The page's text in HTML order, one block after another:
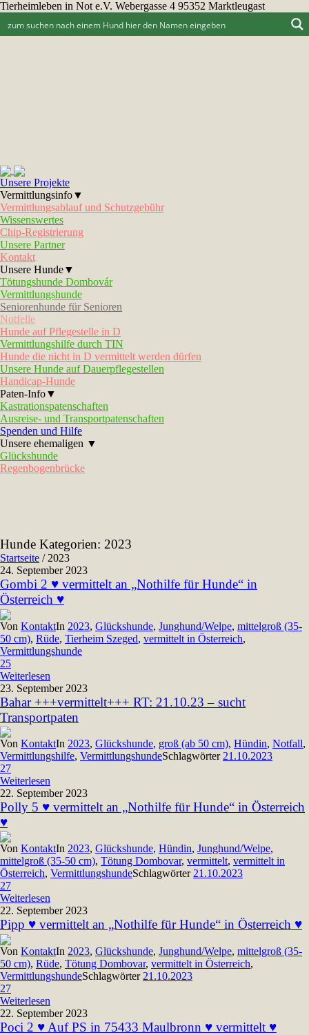
Tierheimleben in Not e.V. Webergasse 4 95352 Marktleugast
Unsere Projekte
Vermittlungsinfo▼
Vermittlungsablauf und Schutzgebühr
Wissenswertes
Chip-Registrierung
Unsere Partner
Kontakt
Unsere Hunde▼
Tötungshunde Dombovár
Vermittlungshunde
Seniorenhunde für Senioren
Notfelle
Hunde auf Pflegestelle in D
Vermittlungshilfe durch TIN
Hunde die nicht in D vermittelt werden dürfen
Unsere Hunde auf Dauerpflegestellen
Handicap-Hunde
Paten-Info▼
Kastrationspatenschaften
Ausreise- und Transportpatenschaften
Spenden und Hilfe
Unsere ehemaligen ▼
Glückshunde
Regenbogenbrücke
Hunde Kategorien: 2023
Startseite / 2023
24. September 2023
Gombi 2 ♥ vermittelt an „Nothilfe für Hunde“ in
Österreich ♥
Von KontaktIn 2023, Glückshunde, Junghund/Welpe, mittelgroß (35-
50 cm), Rüde, Tierheim Szeged, vermittelt in Österreich,
Vermittlungshunde
25
Weiterlesen
23. September 2023
Bahar +++vermittelt+++ RT: 21.10.23 – sucht
Transportpaten
Von KontaktIn 2023, Glückshunde, groß (ab 50 cm), Hündin, Notfall,
Vermittlungshilfe, VermittlungshundeSchlagwörter 21.10.2023
27
Weiterlesen
22. September 2023
Polly 5 ♥ vermittelt an „Nothilfe für Hunde“ in Österreich
♥
Von KontaktIn 2023, Glückshunde, Hündin, Junghund/Welpe,
mittelgroß (35-50 cm), Tötung Dombovar, vermittelt, vermittelt in
Österreich, VermittlungshundeSchlagwörter 21.10.2023
27
Weiterlesen
22. September 2023
Pipp ♥ vermittelt an „Nothilfe für Hunde“ in Österreich ♥
Von KontaktIn 2023, Glückshunde, Junghund/Welpe, mittelgroß (35-
50 cm), Rüde, Tötung Dombovar, vermittelt in Österreich,
VermittlungshundeSchlagwörter 21.10.2023
27
Weiterlesen
22. September 2023
Poci 2 ♥ Auf PS in 75433 Maulbronn ♥ vermittelt ♥